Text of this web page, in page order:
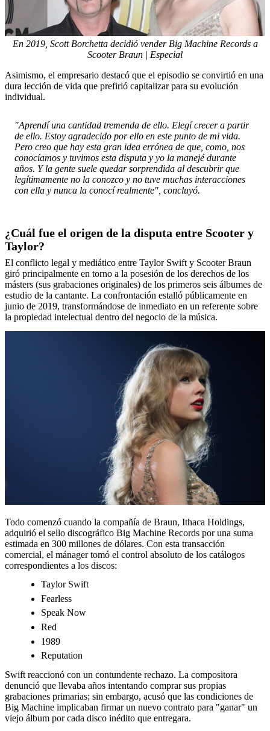
En 2019, Scott Borchetta decidió vender Big Machine Records a
Scooter Braun | Especial
Asimismo, el empresario destacó que el episodio se convirtió en una
dura lección de vida que prefirió capitalizar para su evolución
individual.
"Aprendí una cantidad tremenda de ello. Elegí crecer a partir
de ello. Estoy agradecido por ello en este punto de mi vida.
Pero creo que hay esta gran idea errónea de que, como, nos
conocíamos y tuvimos esta disputa y yo la manejé durante
años. Y la gente suele quedar sorprendida al descubrir que
legítimamente no la conozco y no tuve muchas interacciones
con ella y nunca la conocí realmente", concluyó.
¿Cuál fue el origen de la disputa entre Scooter y
Taylor?
El conflicto legal y mediático entre Taylor Swift y Scooter Braun
giró principalmente en torno a la posesión de los derechos de los
másters (sus grabaciones originales) de los primeros seis álbumes de
estudio de la cantante. La confrontación estalló públicamente en
junio de 2019, transformándose de inmediato en un referente sobre
la propiedad intelectual dentro del negocio de la música.
Todo comenzó cuando la compañía de Braun, Ithaca Holdings,
adquirió el sello discográfico Big Machine Records por una suma
estimada en 300 millones de dólares. Con esta transacción
comercial, el mánager tomó el control absoluto de los catálogos
correspondientes a los discos:
Taylor Swift
Fearless
Speak Now
Red
1989
Reputation
Swift reaccionó con un contundente rechazo. La compositora
denunció que llevaba años intentando comprar sus propias
grabaciones primarias; sin embargo, acusó que las condiciones de
Big Machine implicaban firmar un nuevo contrato para "ganar" un
viejo álbum por cada disco inédito que entregara.